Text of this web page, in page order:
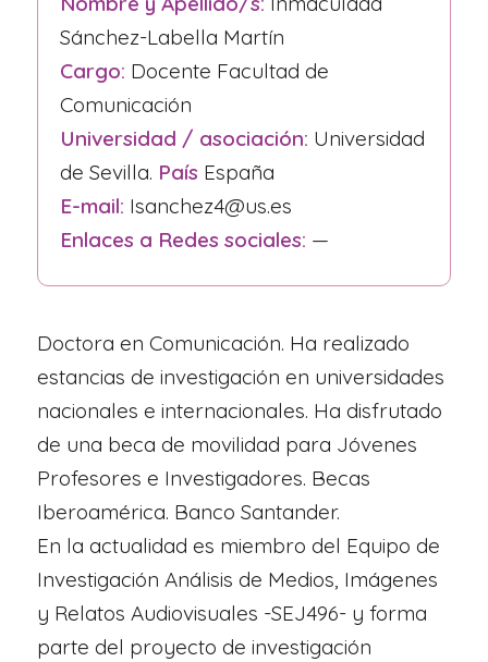
Sánchez-Labella Martín
Cargo: Docente Facultad de
Comunicación
Universidad / asociación: Universidad
de Sevilla. País España
E-mail: Isanchez4@us.es
Enlaces a Redes sociales: —
Doctora en Comunicación. Ha realizado
estancias de investigación en universidades
nacionales e internacionales. Ha disfrutado
de una beca de movilidad para Jóvenes
Profesores e Investigadores. Becas
Iberoamérica. Banco Santander.
En la actualidad es miembro del Equipo de
Investigación Análisis de Medios, Imágenes
y Relatos Audiovisuales -SEJ496- y forma
parte del proyecto de investigación